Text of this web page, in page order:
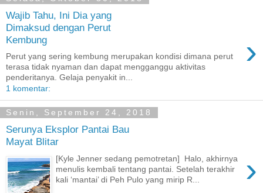
Wajib Tahu, Ini Dia yang
Dimaksud dengan Perut
Kembung
›
Perut yang sering kembung merupakan kondisi dimana perut
terasa tidak nyaman dan dapat mengganggu aktivitas
penderitanya. Gelaja penyakit in...
1 komentar:
Senin, September 24, 2018
Serunya Eksplor Pantai Bau
Mayat Blitar
›
[Kyle Jenner sedang pemotretan] Halo, akhirnya
menulis kembali tentang pantai. Setelah terakhir
kali ‘mantai’ di Peh Pulo yang mirip R...